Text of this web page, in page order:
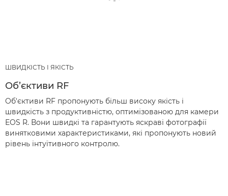
ШВИДКІСТЬ І ЯКІСТЬ
Об’єктиви RF
Об'єктиви RF пропонують більш високу якість і
швидкість з продуктивністю, оптимізованою для камери
EOS R. Вони швидкі та гарантують яскраві фотографії
винятковими характеристиками, які пропонують новий
рівень інтуїтивного контролю.